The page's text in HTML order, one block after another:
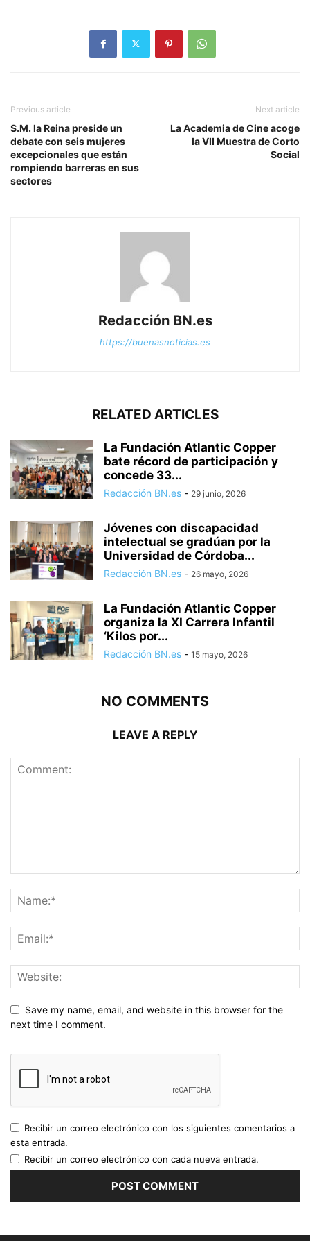
Previous article
S.M. la Reina preside un
debate con seis mujeres
excepcionales que están
rompiendo barreras en sus
sectores
Next article
La Academia de Cine acoge
la VII Muestra de Corto
Social
Redacción BN.es
https://buenasnoticias.es
RELATED ARTICLES
La Fundación Atlantic Copper
bate récord de participación y
concede 33...
Redacción BN.es - 29 junio, 2026
Jóvenes con discapacidad
intelectual se gradúan por la
Universidad de Córdoba...
Redacción BN.es - 26 mayo, 2026
La Fundación Atlantic Copper
organiza la XI Carrera Infantil
‘Kilos por...
Redacción BN.es - 15 mayo, 2026
NO COMMENTS
LEAVE A REPLY
Save my name, email, and website in this browser for the
next time I comment.
Recibir un correo electrónico con los siguientes comentarios a
esta entrada.
Recibir un correo electrónico con cada nueva entrada.